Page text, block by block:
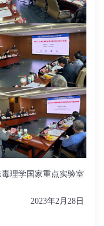
理学国家重点实验室
2023年2 月 28 日